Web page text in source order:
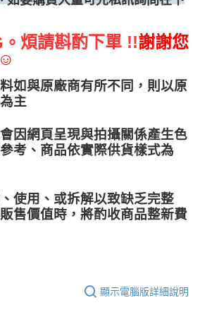
煩請斟酌下單 !!謝謝您
如與原廠商有所不同，則以原
主
因網頁呈現與拍攝關係產生色
考、商品依實際供貨樣式為
使用、或拆解以致缺乏完整
售價值時，將酌收商品整﻿新費
顯示電腦版詳細說明